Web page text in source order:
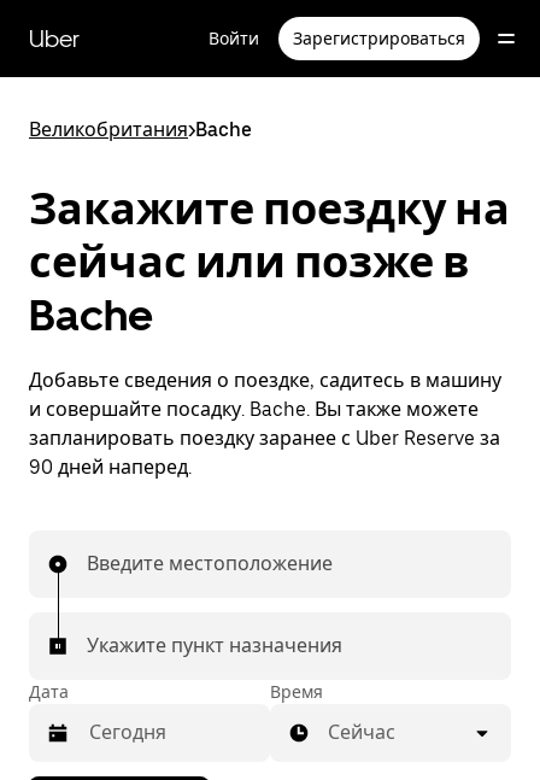
перейти
к
содержимому
Uber Войти Зарегистрироваться
Великобритания>Bache
Закажите поездку на
сейчас или позже в
Bache
Добавьте сведения о поездке, садитесь в машину
и совершайте посадку. Bache. Вы также можете
запланировать поездку заранее с Uber Reserve за
90 дней наперед.
Введите местоположение
Укажите пункт назначения
Дата Время
Сейчас